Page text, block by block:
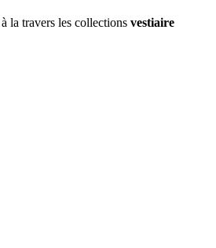
la travers les collections vestiaire